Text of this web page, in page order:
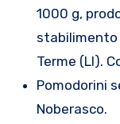
1000 g,
stabilimento
Terme (LI).
Pomodorini
Noberasco.